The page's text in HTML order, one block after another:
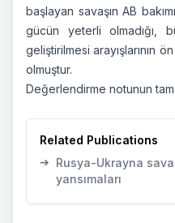
başlayan savaşın AB
gücün yeterli olmadığı,
geliştirilmesi arayışlarının
olmuştur.
Değerlendirme notunun
Related Publications
➔ Rusya-Ukrayna
yansımaları